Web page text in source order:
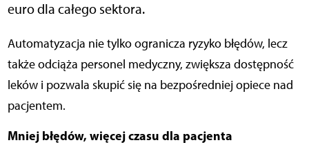
euro dla całego sektora.
Automatyzacja nie tylko ogranicza ryzyko błędów, lecz
także odciąża personel medyczny, zwiększa dostępność
leków i pozwala skupić się na bezpośredniej opiece nad
pacjentem.
Mniej błędów, więcej czasu dla pacjenta